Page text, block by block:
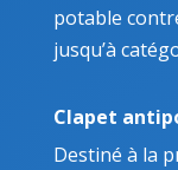
potable
jusqu’à
Clapet
Destiné à la